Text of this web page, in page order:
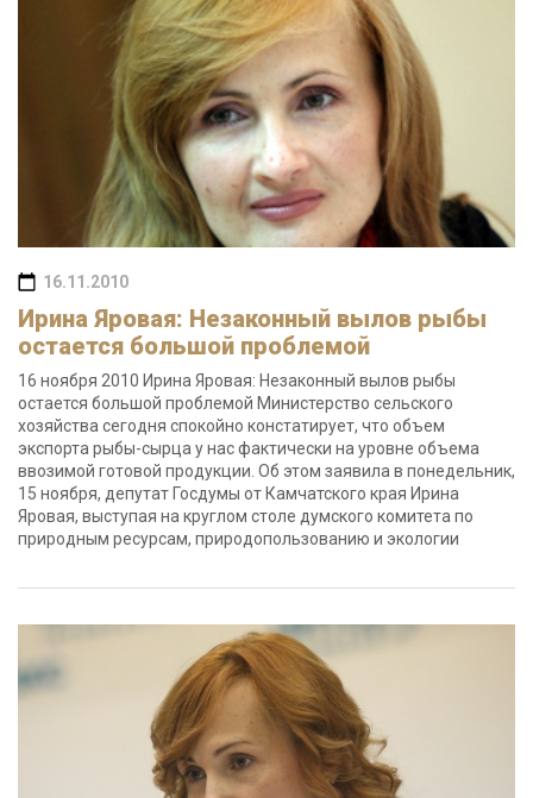
16.11.2010
Ирина Яровая: Незаконный вылов рыбы
остается большой проблемой
16 ноября 2010 Ирина Яровая: Незаконный вылов рыбы
остается большой проблемой Министерство сельского
хозяйства сегодня спокойно констатирует, что объем
экспорта рыбы-сырца у нас фактически на уровне объема
ввозимой готовой продукции. Об этом заявила в понедельник,
15 ноября, депутат Госдумы от Камчатского края Ирина
Яровая, выступая на круглом столе думского комитета по
природным ресурсам, природопользованию и экологии